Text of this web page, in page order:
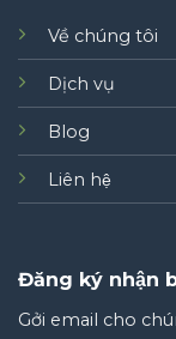
Về chúng tôi
Dịch vụ
Blog
Liên hệ
Đăng ký nhận
Gởi email cho